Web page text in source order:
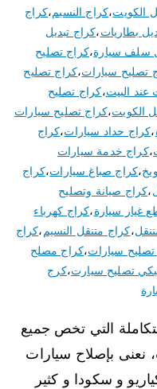
الكويت،كراج النسيم،كراج
بطاريات،كراج تبديل
سلف سيارة،كراج تصليح
تصليح سيارات،كراج تصليح
البيت،كراج تصليح
الكويت،كراج تصليح سيارات
،كراج حداد سيارات،كراج
،كراج خدمة سيارات
،كراج صباغ سيارات،كراج
،كراج صيانة وتصليح
غيار سيارة،كراج كهرباء
،كراج متنقل النسيم،كراج
سيارات،كراج مصلح
تصليح سيارت،كرج
التي تخص جميع
نعنى بإصلاح سيارات
و سكودا و كثير